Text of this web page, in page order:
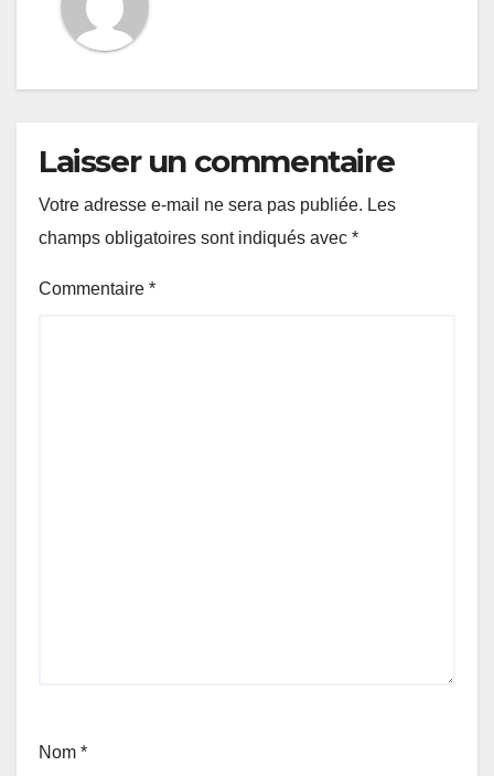
Laisser un commentaire
Votre adresse e-mail ne sera pas publiée. Les
champs obligatoires sont indiqués avec *
Commentaire *
Nom *